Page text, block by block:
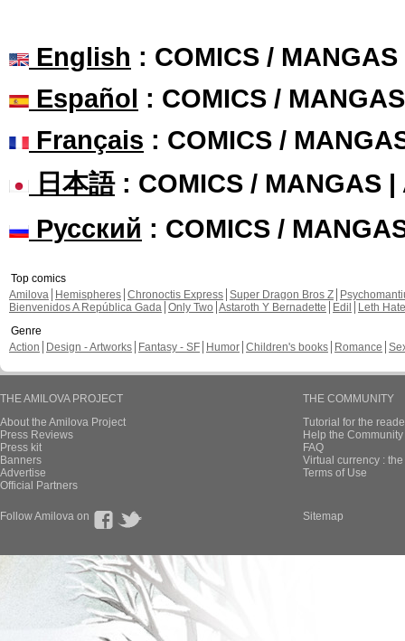
English : COMICS /
Español : COMICS /
Français : COMICS /
日本語: COMICS / MANGAS |
Русский : COMICS /
Top comics
Amilova
Hemispheres Chronoctis Express Super Dragon Bros Z
Bienvenidos A República Gada Only Two Astaroth Y Bernadette Edil
Leth Hate
Genre
Action
Design - Artworks Fantasy - SF Humor Children's books Romance
THE AMILOVA PROJECT
About the Amilova Project
Press Reviews
Press kit
Banners
Advertise
Official Partners
THE COMMUNITY
Tutorial for the
Help the
FAQ
Virtual currency :
Terms of Use
Follow Amilova on Sitemap